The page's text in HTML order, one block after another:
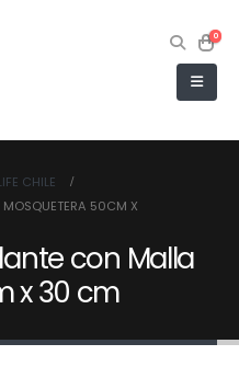
0
CHILE
50CM X
con Malla
x 30 cm